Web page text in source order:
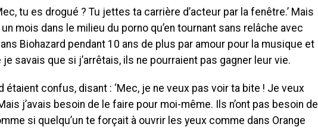
tu es drogué ? Tu jettes ta carrière d’acteur par la fenêtre.’ Mais
un mois dans le milieu du porno qu’en tournant sans relâche avec
Biohazard pendant 10 ans de plus par amour pour la musique et
savais que si j’arrêtais, ils ne pourraient pas gagner leur vie.
étaient confus, disant : ‘Mec, je ne veux pas voir ta bite ! Je veux
j’avais besoin de le faire pour moi-même. Ils n’ont pas besoin de
si quelqu’un te forçait à ouvrir les yeux comme dans Orange